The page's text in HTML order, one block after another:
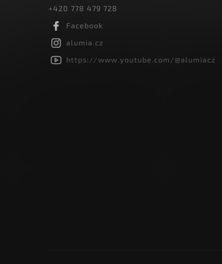
+420 778 479 728
Facebook
alumia.cz
https://www.youtube.com/@alumiacz